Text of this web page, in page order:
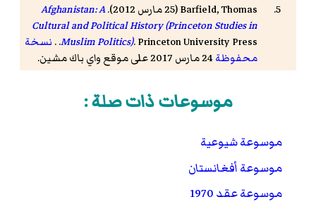
Barfield, Thomas (25 مارس 2012).
Afghanistan: A
Cultural and Political History (Princeton Studies in
Muslim Politics). Princeton University Press. .
نسخة
محفوظة
University Press. p. 771. .
نسخة محفوظة
The Fragmentation of Afghanistan
(Yale University Press, 2002). p. 104
محفوظة24 مارس 2017 على موقع واي باك مشين.
"Surviving the '78
موسوعات ذات صلة :
موسوعة شيوعية
موسوعة أفغانستان
موسوعة عقد 1970